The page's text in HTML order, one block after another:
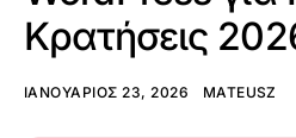
Βάση γνώσεων
Κρατήσεις
ΙΑΝΟΥΆΡΙΟΣ 23, 2026 MATEUSZ